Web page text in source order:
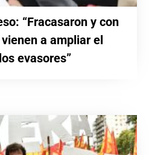
“Fracasaron y con
vienen a ampliar el
evasores”